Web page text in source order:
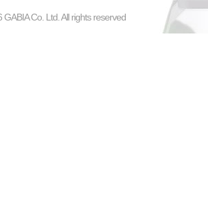
Co. Ltd. All rights reserved